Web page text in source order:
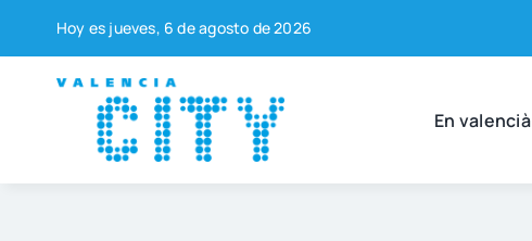
contenido
Hoy es jue­ves, 6 de agos­to de 2026
En valen­cià